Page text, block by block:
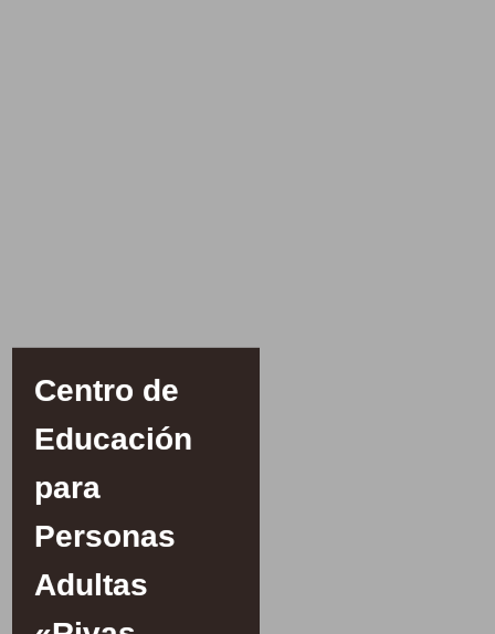
Centro de
Educación
para
Personas
Adultas